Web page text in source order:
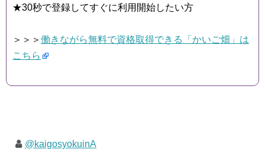
★30秒で登録してすぐに利用開始したい方
＞＞＞ 働きながら無料で資格取得できる「かいご畑」は
こちら
@kaigosyokuinA